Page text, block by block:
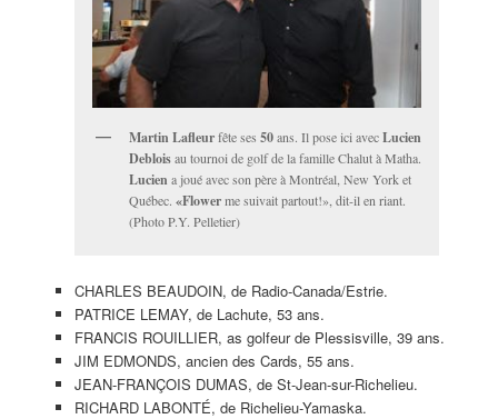
Martin Lafleurfête ses 50ans. Il pose ici avecLucien
Debloisau tournoi de golf de la famille Chalut à Matha.
Lucien a joué avec son père à Montréal, New York et
Québec. «Flowerme suivait partout!», dit-il en riant.
(Photo P.Y. Pelletier)
CHARLES BEAUDOIN, de Radio-Canada/Estrie.
PATRICE LEMAY, de Lachute, 53 ans.
FRANCIS ROUILLIER, as golfeur de Plessisville, 39 ans.
JIM EDMONDS, ancien des Cards, 55 ans.
JEAN-FRANÇOIS DUMAS, de St-Jean-sur-Richelieu.
RICHARD LABONTÉ, de Richelieu-Yamaska.